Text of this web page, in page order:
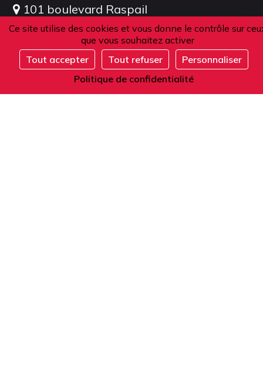
Ce site utilise des cookies et vous donne le contrôle sur
que vous souhaitez activer
Tout accepter
Tout refuser
Personnaliser
Politique de confidentialité
S'inscrire
101 boulevard Raspail
75006 Paris